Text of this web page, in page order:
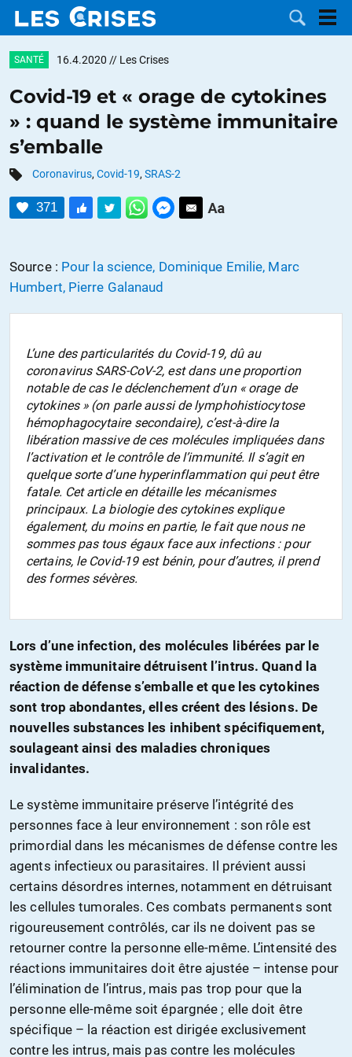
DOSSIERS
CATÉGORIES
MOTS CLÉS
CONTACTER
FAIRE UN
SANTÉ 16.4.2020 // Les Crises
Covid-19 et « orage de cytokines
» : quand le système immunitaire
s’emballe
Coronavirus, Covid-19, SRAS-2
371
Source : Pour la science, Dominique Emilie, Marc
Humbert, Pierre Galanaud
L’une des particularités du Covid-19, dû au
coronavirus SARS-CoV-2, est dans une proportion
notable de cas le déclenchement d’un « orage de
cytokines » (on parle aussi de lymphohistiocytose
hémophagocytaire secondaire), c’est-à-dire la
libération massive de ces molécules impliquées dans
l’activation et le contrôle de l’immunité. Il s’agit en
quelque sorte d’une hyperinflammation qui peut être
fatale. Cet article en détaille les mécanismes
principaux. La biologie des cytokines explique
également, du moins en partie, le fait que nous ne
sommes pas tous égaux face aux infections : pour
certains, le Covid-19 est bénin, pour d’autres, il prend
des formes sévères.
Lors d’une infection, des molécules libérées par le
système immunitaire détruisent l’intrus. Quand la
réaction de défense s’emballe et que les cytokines
sont trop abondantes, elles créent des lésions. De
nouvelles substances les inhibent spécifiquement,
soulageant ainsi des maladies chroniques
invalidantes.
Le système immunitaire préserve l’intégrité des
personnes face à leur environnement : son rôle est
primordial dans les mécanismes de défense contre les
agents infectieux ou parasitaires. Il prévient aussi
certains désordres internes, notamment en détruisant
les cellules tumorales. Ces combats permanents sont
rigoureusement contrôlés, car ils ne doivent pas se
retourner contre la personne elle-même. L’intensité des
réactions immunitaires doit être ajustée – intense pour
l’élimination de l’intrus, mais pas trop pour que la
personne elle-même soit épargnée ; elle doit être
spécifique – la réaction est dirigée exclusivement
contre les intrus, mais pas contre les molécules